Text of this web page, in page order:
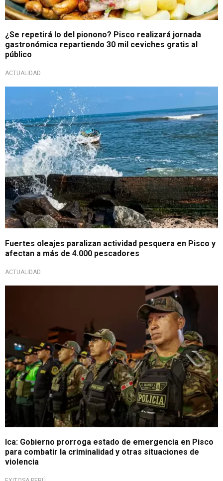
¿Se repetirá lo del pionono? Pisco realizará jornada
gastronómica repartiendo 30 mil ceviches gratis al
público
ACTUALIDAD
Intensidad del fenómeno marítimo
Fuertes oleajes paralizan actividad pesquera en Pisco y
afectan a más de 4.000 pescadores
ACTUALIDAD
Ica: Gobierno prorroga estado de emergencia en Pisco
para combatir la criminalidad y otras situaciones de
violencia